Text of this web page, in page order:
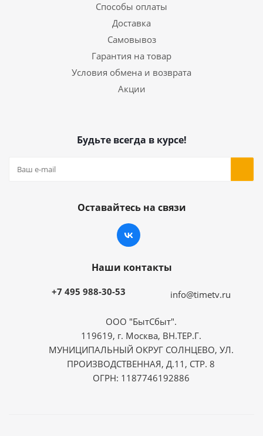
Способы оплаты
Доставка
Самовывоз
Гарантия на товар
Условия обмена и возврата
Акции
Будьте всегда в курсе!
Оставайтесь на связи
Наши контакты
+7 495 988-30-53 info@timetv.ru
ООО "БытСбыт".
119619, г. Москва, ВН.ТЕР.Г.
МУНИЦИПАЛЬНЫЙ ОКРУГ СОЛНЦЕВО, УЛ.
ПРОИЗВОДСТВЕННАЯ, Д.11, СТР. 8
ОГРН: 1187746192886